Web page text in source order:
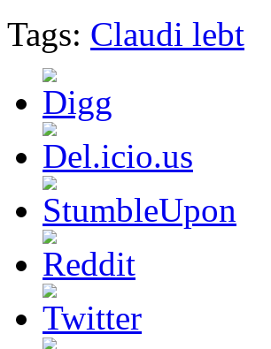
Tags: Claudi lebt